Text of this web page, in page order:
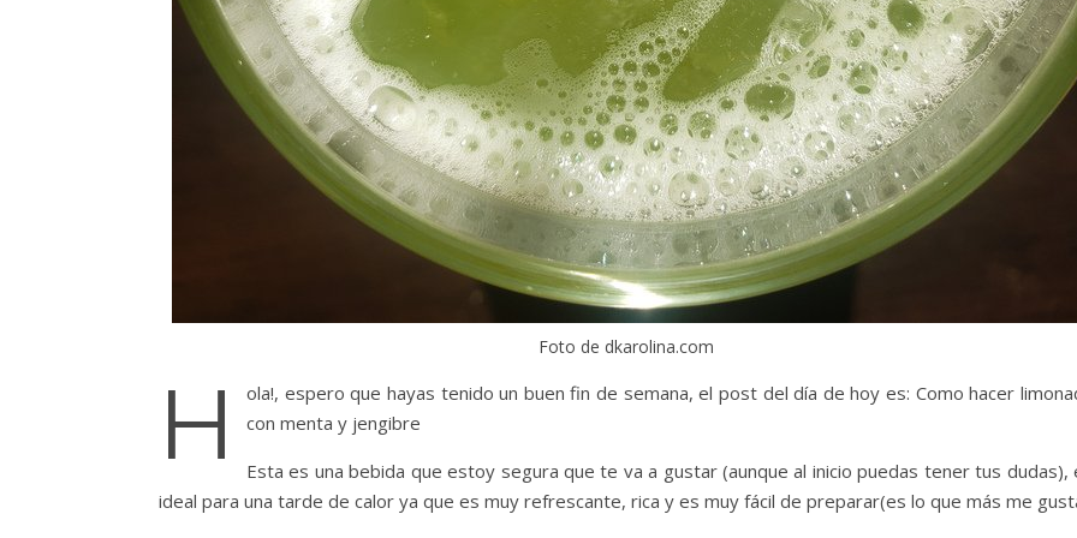
Foto de dkarolina.com
H
ola!, espero que hayas tenido un buen fin de semana, el post del día de hoy es: Como hacer
con menta y jengibre
Esta es una bebida que estoy segura que te va a gustar (aunque al inicio puedas tener tus dudas),
ideal para una tarde de calor ya que es muy refrescante, rica y es muy fácil de preparar(es lo que más me